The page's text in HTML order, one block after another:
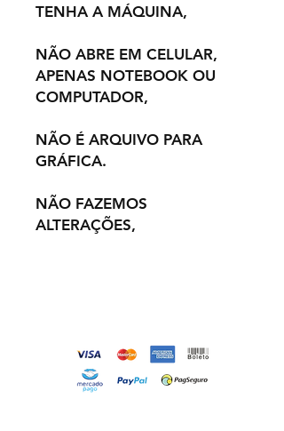
TENHA A MÁQUINA,
NÃO ABRE EM CELULAR,
APENAS NOTEBOOK OU
COMPUTADOR,
NÃO É ARQUIVO PARA
GRÁFICA.
NÃO FAZEMOS
ALTERAÇÕES,